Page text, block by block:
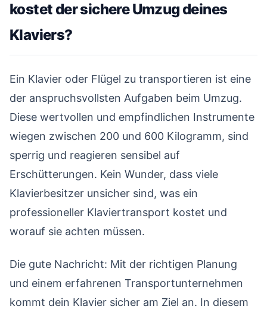
03
Beispielrechnungen: So setzen sich die Kosten
04 Faktoren, die die Klaviertransport Kosten beeinflussen
Profi?
06
Klaviertransport Kosten berechnen — Schritt für
Versicherung beim Klaviertransport
08Vorbereitung für den Klaviertransport
09Nach dem Transport: Klavier richtig akklimatisieren
10Klaviertransport Kosten sparen — Tipps und Tricks
11 Häufige Fehler beim Klaviertransport vermeiden
12Steuerliche Absetzbarkeit von Klaviertransport Kosten
Checkliste: Klaviertransport richtig planen
14
Klaviertransport Kosten für 100, 200 oder 400 km
kostet der sichere Umzug deines
Klaviers?
Ein Klavier oder Flügel zu transportieren ist eine
der anspruchsvollsten Aufgaben beim Umzug.
Diese wertvollen und empfindlichen Instrumente
wiegen zwischen 200 und 600 Kilogramm, sind
sperrig und reagieren sensibel auf
Erschütterungen. Kein Wunder, dass viele
Klavierbesitzer unsicher sind, was ein
professioneller Klaviertransport kostet und
worauf sie achten müssen.
Die gute Nachricht: Mit der richtigen Planung
und einem erfahrenen Transportunternehmen
kommt dein Klavier sicher am Ziel an. In diesem